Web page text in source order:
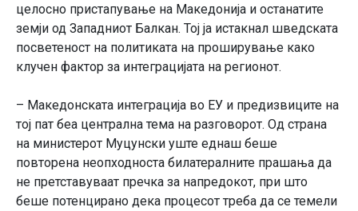
целосно пристапување на Македонија и останатите
земји од Западниот Балкан. Тој ја истакнал шведската
посветеност на политиката на проширување како
клучен фактор за интеграцијата на регионот.
– Македонската интеграција во ЕУ и предизвиците на
тој пат беа централна тема на разговорот. Од страна
на министерот Муцунски уште еднаш беше
повторена неопходноста билатералните прашања да
не претставуваат пречка за напредокот, при што
беше потенцирано дека процесот треба да се темели